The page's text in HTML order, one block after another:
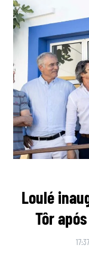
Loulé
Tôr